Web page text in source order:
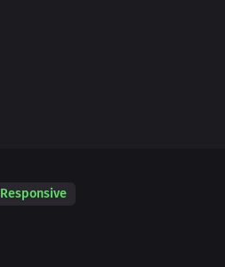
Responsive